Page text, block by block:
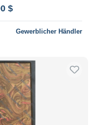
$
Gewerblicher Händler